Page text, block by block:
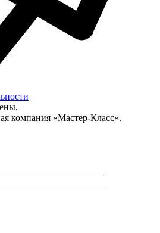
компания «Мастер-Класс».